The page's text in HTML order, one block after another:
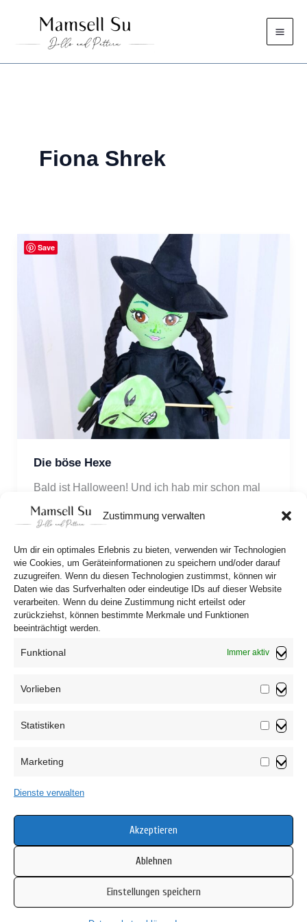
Zustimmung verwalten
Um dir ein optimales Erlebnis zu bieten, verwenden wir Technologien
wie Cookies, um Geräteinformationen zu speichern und/oder darauf
zuzugreifen. Wenn du diesen Technologien zustimmst, können wir
Daten wie das Surfverhalten oder eindeutige IDs auf dieser Website
verarbeiten. Wenn du deine Zustimmung nicht erteilst oder
zurückziehst, können bestimmte Merkmale und Funktionen
beeinträchtigt werden.
Funktional Immer aktiv
Vorlieben
Statistiken
Marketing
Dienste verwalten
Akzeptieren
Ablehnen
Einstellungen speichern
springen
Fiona Shrek
Die böse Hexe
Bald ist Halloween! Und ich hab mir schon mal
ein paar gruselige Verkleidungen überlegt! Es
wird grün!
Cookie-Richtlinie (EU)
Copyright © 2026 Mamsell Su
Save